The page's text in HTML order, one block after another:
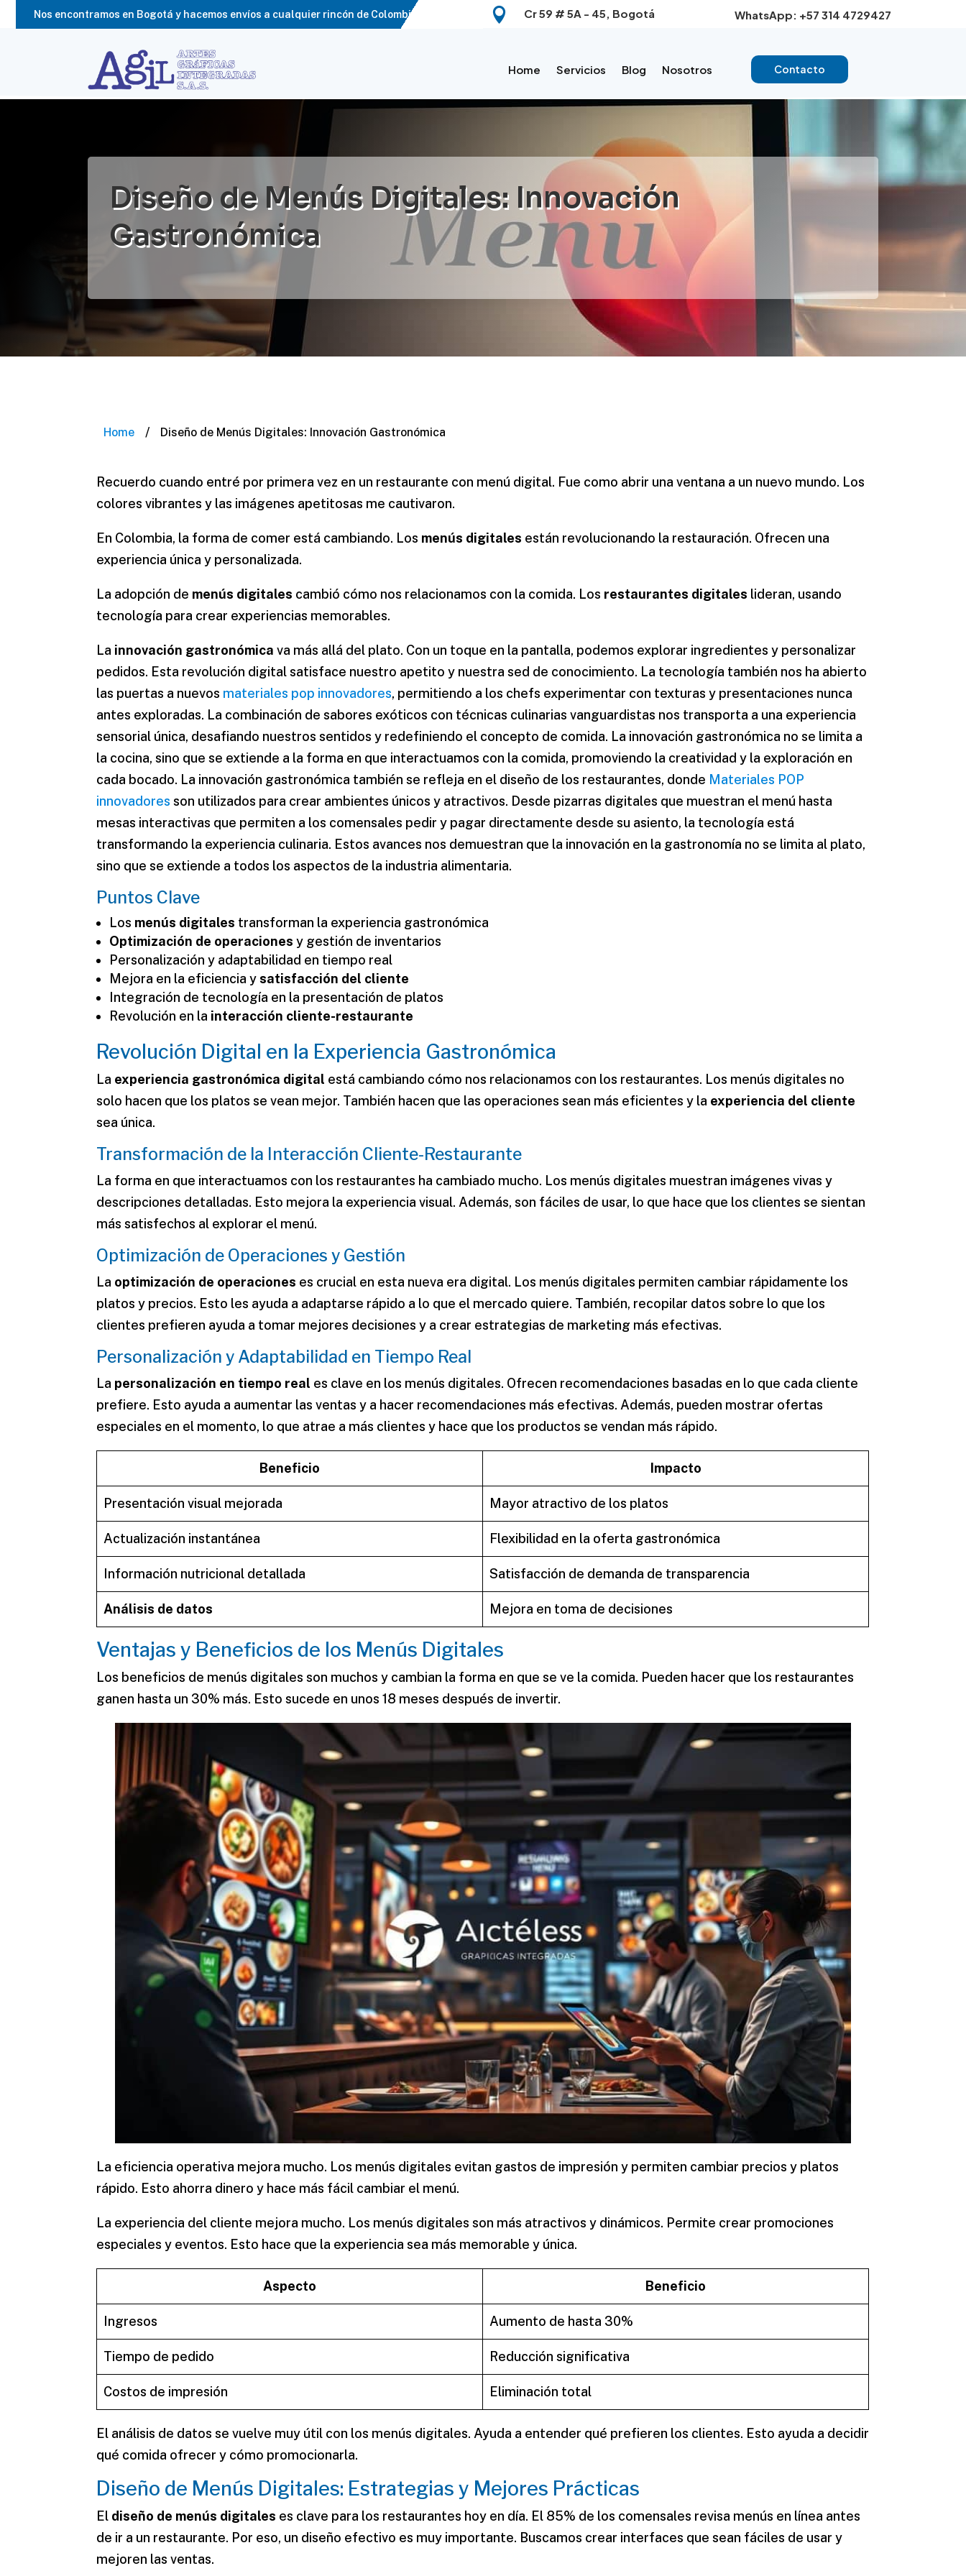
Nos encontramos en Bogotá y hacemos envíos a cualquier rincón de Colombia.  Cr 59 # 5A - 45, Bogotá WhatsApp: +57 314 4729427
Home Servicios Blog Nosotros Contacto
Diseño de Menús Digitales: Innovación
Gastronómica
Home / Diseño de Menús Digitales: Innovación Gastronómica
Recuerdo cuando entré por primera vez en un restaurante con menú digital. Fue como abrir una ventana a un nuevo mundo. Los
colores vibrantes y las imágenes apetitosas me cautivaron.
En Colombia, la forma de comer está cambiando. Los menús digitales están revolucionando la restauración. Ofrecen una
experiencia única y personalizada.
La adopción de menús digitales cambió cómo nos relacionamos con la comida. Los restaurantes digitales lideran, usando
tecnología para crear experiencias memorables.
La innovación gastronómica va más allá del plato. Con un toque en la pantalla, podemos explorar ingredientes y personalizar
pedidos. Esta revolución digital satisface nuestro apetito y nuestra sed de conocimiento. La tecnología también nos ha abierto
las puertas a nuevos materiales pop innovadores, permitiendo a los chefs experimentar con texturas y presentaciones nunca
antes exploradas. La combinación de sabores exóticos con técnicas culinarias vanguardistas nos transporta a una experiencia
sensorial única, desafiando nuestros sentidos y redefiniendo el concepto de comida. La innovación gastronómica no se limita a
la cocina, sino que se extiende a la forma en que interactuamos con la comida, promoviendo la creatividad y la exploración en
cada bocado. La innovación gastronómica también se refleja en el diseño de los restaurantes, donde Materiales POP
innovadores son utilizados para crear ambientes únicos y atractivos. Desde pizarras digitales que muestran el menú hasta
mesas interactivas que permiten a los comensales pedir y pagar directamente desde su asiento, la tecnología está
transformando la experiencia culinaria. Estos avances nos demuestran que la innovación en la gastronomía no se limita al plato,
sino que se extiende a todos los aspectos de la industria alimentaria.
Puntos Clave
Los menús digitales transforman la experiencia gastronómica
Optimización de operaciones y gestión de inventarios
Personalización y adaptabilidad en tiempo real
Mejora en la eficiencia y satisfacción del cliente
Integración de tecnología en la presentación de platos
Revolución en la interacción cliente-restaurante
Revolución Digital en la Experiencia Gastronómica
La experiencia gastronómica digital está cambiando cómo nos relacionamos con los restaurantes. Los menús digitales no
solo hacen que los platos se vean mejor. También hacen que las operaciones sean más eficientes y la experiencia del cliente
sea única.
Transformación de la Interacción Cliente-Restaurante
La forma en que interactuamos con los restaurantes ha cambiado mucho. Los menús digitales muestran imágenes vivas y
descripciones detalladas. Esto mejora la experiencia visual. Además, son fáciles de usar, lo que hace que los clientes se sientan
más satisfechos al explorar el menú.
Optimización de Operaciones y Gestión
La optimización de operaciones es crucial en esta nueva era digital. Los menús digitales permiten cambiar rápidamente los
platos y precios. Esto les ayuda a adaptarse rápido a lo que el mercado quiere. También, recopilar datos sobre lo que los
clientes prefieren ayuda a tomar mejores decisiones y a crear estrategias de marketing más efectivas.
Personalización y Adaptabilidad en Tiempo Real
La personalización en tiempo real es clave en los menús digitales. Ofrecen recomendaciones basadas en lo que cada cliente
prefiere. Esto ayuda a aumentar las ventas y a hacer recomendaciones más efectivas. Además, pueden mostrar ofertas
especiales en el momento, lo que atrae a más clientes y hace que los productos se vendan más rápido.
Beneficio Impacto
Presentación visual mejorada Mayor atractivo de los platos
Actualización instantánea Flexibilidad en la oferta gastronómica
Información nutricional detallada Satisfacción de demanda de transparencia
Análisis de datos Mejora en toma de decisiones
Ventajas y Beneficios de los Menús Digitales
Los beneficios de menús digitales son muchos y cambian la forma en que se ve la comida. Pueden hacer que los restaurantes
ganen hasta un 30% más. Esto sucede en unos 18 meses después de invertir.
La eficiencia operativa mejora mucho. Los menús digitales evitan gastos de impresión y permiten cambiar precios y platos
rápido. Esto ahorra dinero y hace más fácil cambiar el menú.
La experiencia del cliente mejora mucho. Los menús digitales son más atractivos y dinámicos. Permite crear promociones
especiales y eventos. Esto hace que la experiencia sea más memorable y única.
Aspecto Beneficio
Ingresos Aumento de hasta 30%
Tiempo de pedido Reducción significativa
Costos de impresión Eliminación total
El análisis de datos se vuelve muy útil con los menús digitales. Ayuda a entender qué prefieren los clientes. Esto ayuda a decidir
qué comida ofrecer y cómo promocionarla.
Diseño de Menús Digitales: Estrategias y Mejores Prácticas
El diseño de menús digitales es clave para los restaurantes hoy en día. El 85% de los comensales revisa menús en línea antes
de ir a un restaurante. Por eso, un diseño efectivo es muy importante. Buscamos crear interfaces que sean fáciles de usar y
mejoren las ventas.